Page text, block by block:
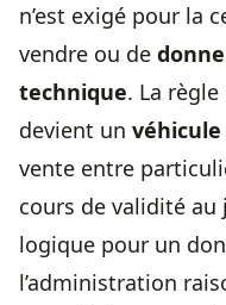
n’est exigé pour la
vendre ou de
technique. La
devient un véhicule
vente entre
cours de validité
logique pour un
l’administration